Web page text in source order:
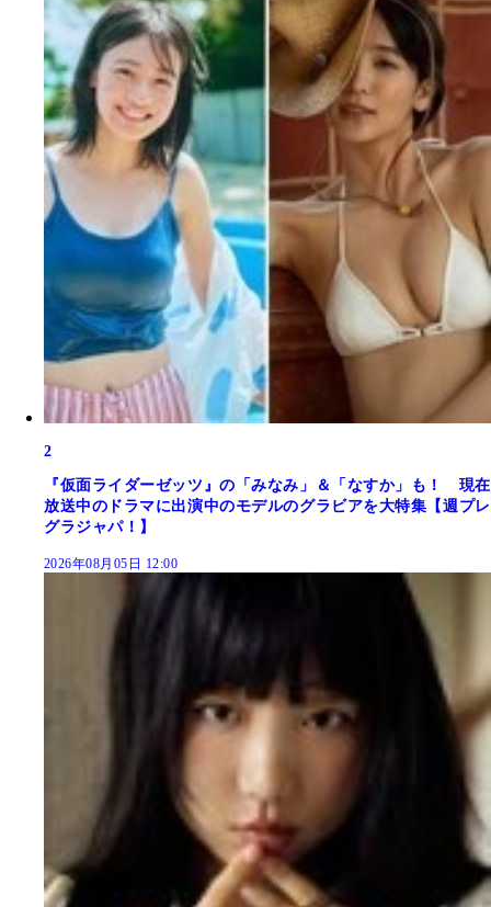
2
『仮面ライダーゼッツ』の「みなみ」＆「なすか」も！ 現在
放送中のドラマに出演中のモデルのグラビアを大特集【週プレ
グラジャパ！】
2026年08月05日 12:00